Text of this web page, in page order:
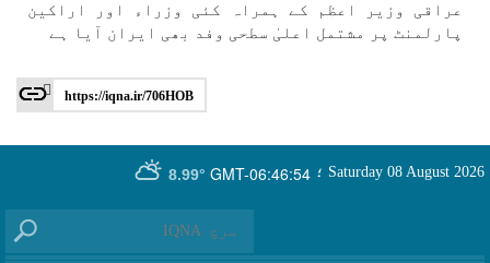
عراقی وزير اعظم كے ہمراہ كئی وزراء اور اراكين
پارلمنٹ پر مشتمل اعلیٰ سطحی وفد بھی ايران آيا ہے
https://iqna.ir/706HOB
GMT-06:46:54
8.99° Saturday 08 August 2026 ؛